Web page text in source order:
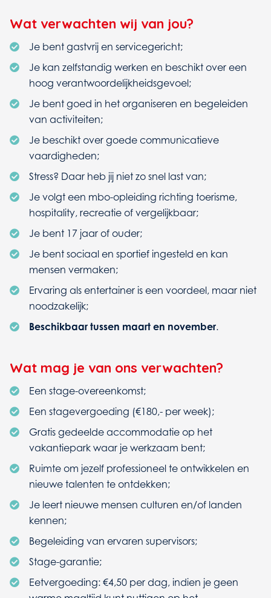
Wat verwachten wij van jou?
Je bent gastvrij en servicegericht;
Je kan zelfstandig werken en beschikt over een
hoog verantwoordelijkheidsgevoel;
Je bent goed in het organiseren en begeleiden
van activiteiten;
Je beschikt over goede communicatieve
vaardigheden;
Stress? Daar heb jij niet zo snel last van;
Je volgt een mbo-opleiding richting toerisme,
hospitality, recreatie of vergelijkbaar;
Je bent 17 jaar of ouder;
Je bent sociaal en sportief ingesteld en kan
mensen vermaken;
Ervaring als entertainer is een voordeel, maar niet
noodzakelijk;
Beschikbaar tussen maart en november.
Wat mag je van ons verwachten?
Een stage-overeenkomst;
Een stagevergoeding (€180,- per week);
Gratis gedeelde accommodatie op het
vakantiepark waar je werkzaam bent;
Ruimte om jezelf professioneel te ontwikkelen en
nieuwe talenten te ontdekken;
Je leert nieuwe mensen culturen en/of landen
kennen;
Begeleiding van ervaren supervisors;
Stage-garantie;
Eetvergoeding: €4,50 per dag, indien je geen